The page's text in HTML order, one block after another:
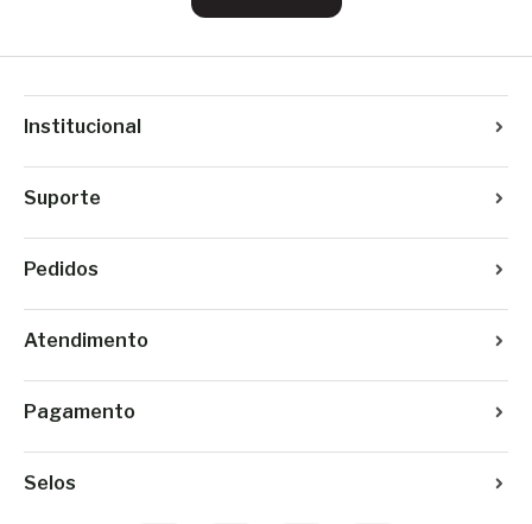
Institucional
Suporte
Pedidos
Atendimento
Pagamento
Selos